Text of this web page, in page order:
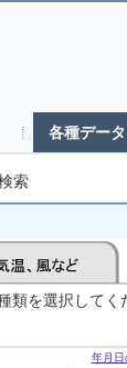
各種デー
索
を選択してく
年月日